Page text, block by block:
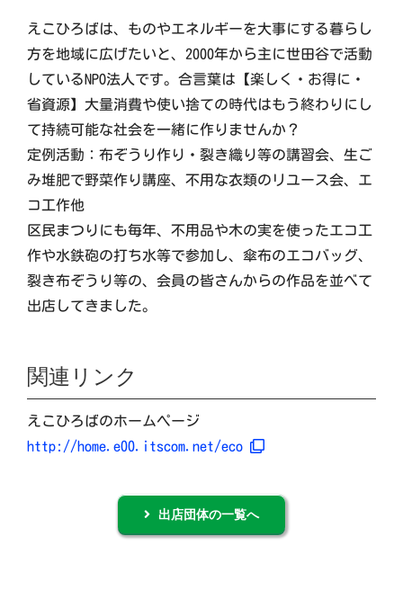
えこひろばは、ものやエネルギーを大事にする暮らし
方を地域に広げたいと、2000年から主に世田谷で活動
しているNPO法人です。合言葉は【楽しく・お得に・
省資源】大量消費や使い捨ての時代はもう終わりにし
て持続可能な社会を一緒に作りませんか？
定例活動：布ぞうり作り・裂き織り等の講習会、生ご
み堆肥で野菜作り講座、不用な衣類のリユース会、エ
コ工作他
区民まつりにも毎年、不用品や木の実を使ったエコ工
作や水鉄砲の打ち水等で参加し、傘布のエコバッグ、
裂き布ぞうり等の、会員の皆さんからの作品を並べて
出店してきました。
関連リンク
えこひろばのホームページ
http://home.e00.itscom.net/eco
出店団体の一覧へ